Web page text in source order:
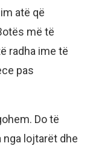
atë që
më të
radha ime të
pas
Do të
lojtarët dhe